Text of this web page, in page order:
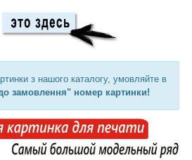
з нашого каталогу, умовляйте в
замовлення" номер картинки!